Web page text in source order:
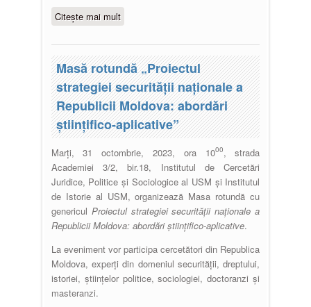
Citește mai multdespre In memoriam Gheorghe
Masă rotundă „Proiectul
strategiei securității naționale a
Republicii Moldova: abordări
științifico-aplicative”
Marți, 31 octombrie, 2023, ora 1000, strada
Academiei 3/2, bir.18, Institutul de Cercetări
Juridice, Politice și Sociologice al USM și Institutul
de Istorie al USM, organizează Masa rotundă cu
genericul Proiectul strategiei securității naționale a
Republicii Moldova: abordări științifico-aplicative.
La eveniment vor participa cercetători din Republica
Moldova, experţi din domeniul securității, dreptului,
istoriei, ştiinţelor politice, sociologiei, doctoranzi şi
masteranzi.